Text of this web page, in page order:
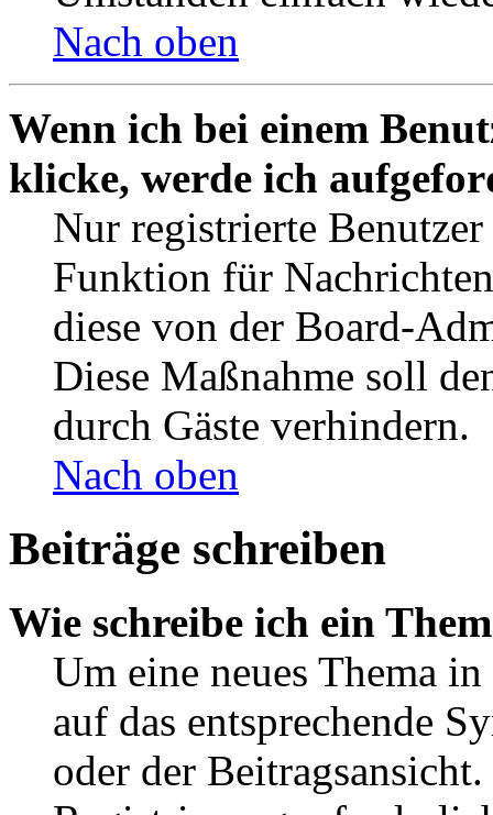
Nach oben
Wenn ich bei einem
klicke, werde ich
Nur registrierte
Funktion für
diese von der Board-
Diese Maßnahme soll
durch Gäste verhindern.
Nach oben
Beiträge schreiben
Wie schreibe ich ein
Um eine neues Thema
auf das entsprechende
oder der